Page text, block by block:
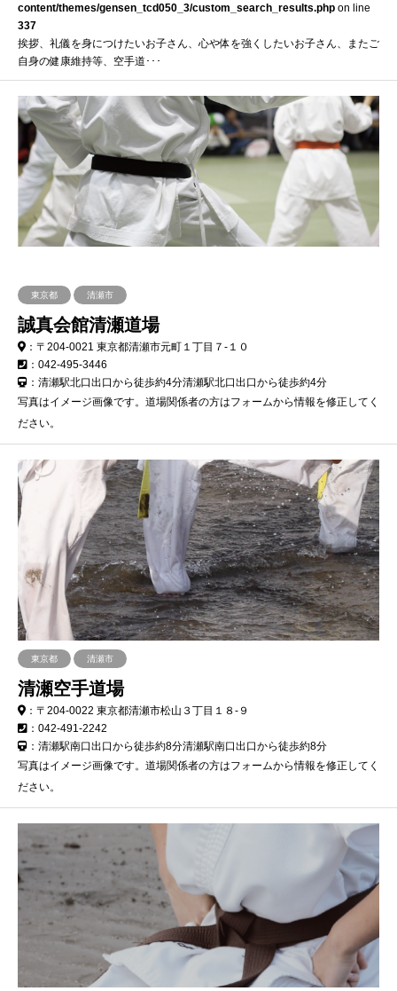
content/themes/gensen_tcd050_3/custom_search_results.php on line
337
挨拶、礼儀を身につけたいお子さん、心や体を強くしたいお子さん、またご
自身の健康維持等、空手道･･･
東京都 清瀬市
誠真会館清瀬道場
：〒204-0021 東京都清瀬市元町１丁目７-１０
：042-495-3446
：清瀬駅北口出口から徒歩約4分清瀬駅北口出口から徒歩約4分
写真はイメージ画像です。道場関係者の方はフォームから情報を修正してく
ださい。
東京都 清瀬市
清瀬空手道場
：〒204-0022 東京都清瀬市松山３丁目１８-９
：042-491-2242
：清瀬駅南口出口から徒歩約8分清瀬駅南口出口から徒歩約8分
写真はイメージ画像です。道場関係者の方はフォームから情報を修正してく
ださい。